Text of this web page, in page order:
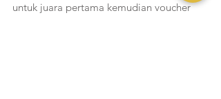
untuk juara pertama kemudian voucher